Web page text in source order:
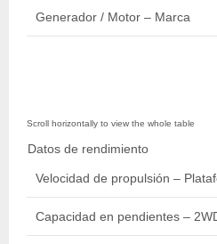
Generador / Motor – Marca
Datos de rendimiento
Velocidad de propulsión –
Capacidad en pendientes –